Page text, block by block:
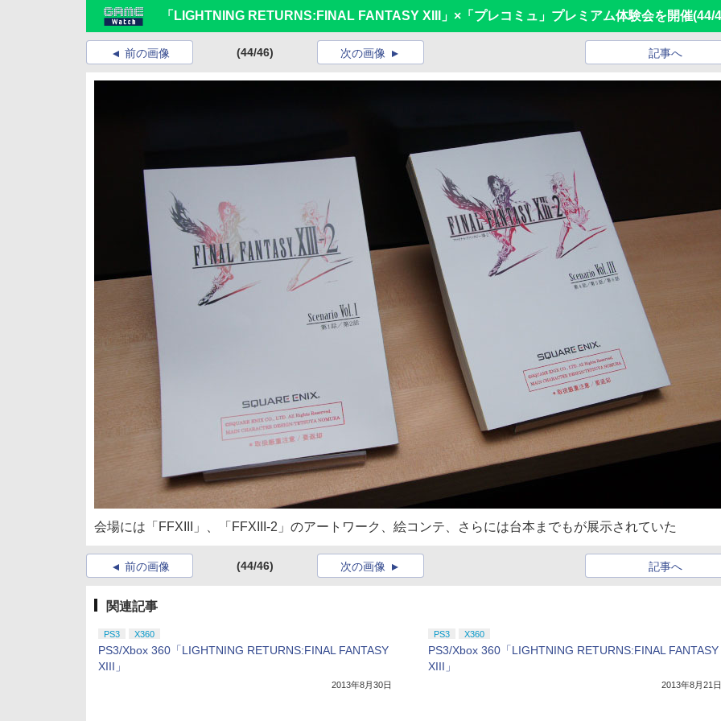
「LIGHTNING RETURNS:FINAL FANTASY XIII」×「プレコミュ」プレミアム体験会を開催(44/
前の画像 (44/46) 記事へ
次の画像
会場には「FFXIII」、「FFXIII-2」のアートワーク、絵コンテ、さらには台本までもが展示されていた
前の画像 (44/46) 記事へ
次の画像
関連記事
PS3 X360
PS3/Xbox 360「LIGHTNING RETURNS:FINAL FANTASY
XIII」
2013年8月30日
PS3 X360
PS3/Xbox 360「LIGHTNING RETURNS:FINAL FANTASY
XIII」
2013年8月21日